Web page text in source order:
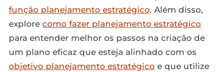
função planejamento estratégico. Além disso,
explore como fazer planejamento estratégico
para entender melhor os passos na criação de
um plano eficaz que esteja alinhado com os
objetivo planejamento estratégico e que utilize